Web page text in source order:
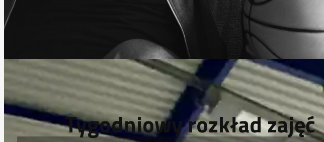
Tygodniowy rozkład zajęć